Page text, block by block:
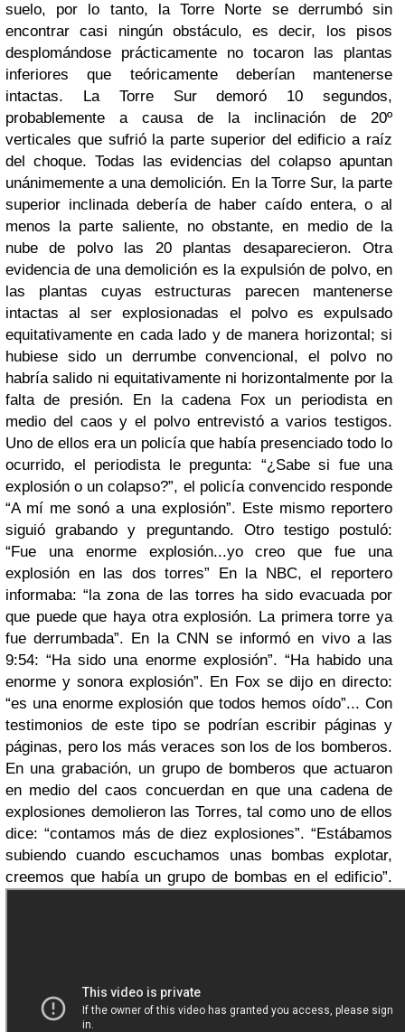
suelo, por lo tanto, la Torre Norte se derrumbó sin
encontrar casi ningún obstáculo, es decir, los pisos
desplomándose prácticamente no tocaron las plantas
inferiores que teóricamente deberían mantenerse
intactas. La Torre Sur demoró 10 segundos,
probablemente a causa de la inclinación de 20º
verticales que sufrió la parte superior del edificio a raíz
del choque. Todas las evidencias del colapso apuntan
unánimemente a una demolición. En la Torre Sur, la parte
superior inclinada debería de haber caído entera, o al
menos la parte saliente, no obstante, en medio de la
nube de polvo las 20 plantas desaparecieron. Otra
evidencia de una demolición es la expulsión de polvo, en
las plantas cuyas estructuras parecen mantenerse
intactas al ser explosionadas el polvo es expulsado
equitativamente en cada lado y de manera horizontal; si
hubiese sido un derrumbe convencional, el polvo no
habría salido ni equitativamente ni horizontalmente por la
falta de presión. En la cadena Fox un periodista en
medio del caos y el polvo entrevistó a varios testigos.
Uno de ellos era un policía que había presenciado todo lo
ocurrido, el periodista le pregunta: “¿Sabe si fue una
explosión o un colapso?”, el policía convencido responde
“A mí me sonó a una explosión”. Este mismo reportero
siguió grabando y preguntando. Otro testigo postuló:
“Fue una enorme explosión...yo creo que fue una
explosión en las dos torres” En la NBC, el reportero
informaba: “la zona de las torres ha sido evacuada por
que puede que haya otra explosión. La primera torre ya
fue derrumbada”. En la CNN se informó en vivo a las
9:54: “Ha sido una enorme explosión”. “Ha habido una
enorme y sonora explosión”. En Fox se dijo en directo:
“es una enorme explosión que todos hemos oído”... Con
testimonios de este tipo se podrían escribir páginas y
páginas, pero los más veraces son los de los bomberos.
En una grabación, un grupo de bomberos que actuaron
en medio del caos concuerdan en que una cadena de
explosiones demolieron las Torres, tal como uno de ellos
dice: “contamos más de diez explosiones”. “Estábamos
subiendo cuando escuchamos unas bombas explotar,
creemos que había un grupo de bombas en el edificio”.